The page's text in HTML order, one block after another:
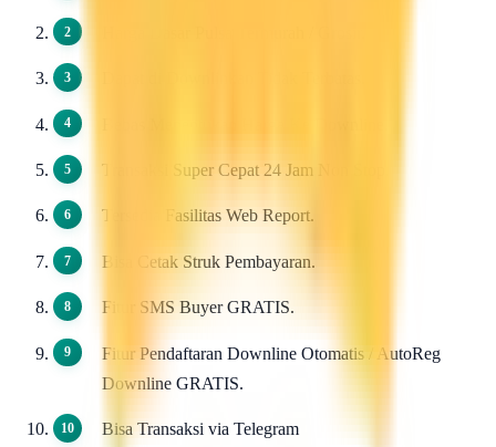
Transaksi Super Cepat 24 Jam Non Stop.
Tersedia Fasilitas Web Report.
Bisa Cetak Struk Pembayaran.
Fitur SMS Buyer GRATIS.
Fitur Pendaftaran Downline Otomatis / AutoReg
Downline GRATIS.
Bisa Transaksi via Telegram